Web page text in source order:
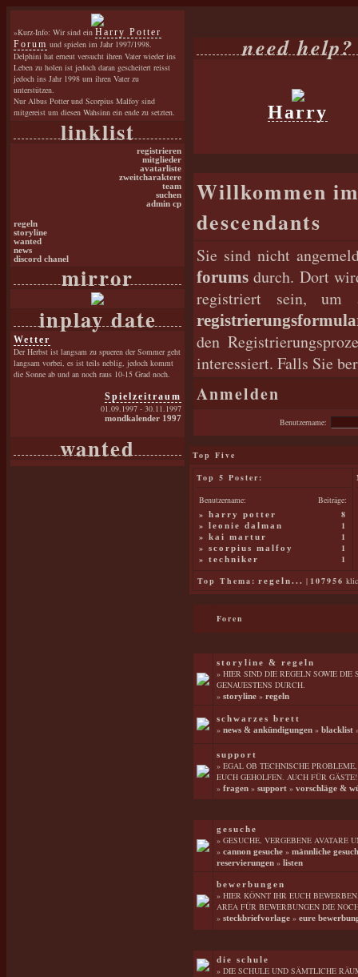
»Kurz-Info: Wir sind ein Harry Potter
Forum und spielen im Jahr 1997/1998.
Delphini hat erneut versucht ihren Vater wieder ins
Leben zu holen ist jedoch daran gescheitert reisst
jedoch ins Jahr 1998 um ihren Vater zu
unterstützen.
Nur Albus Potter und Scorpius Malfoy sind
mitgereist um diesen Wahsinn ein ende zu setzten.
linklist
registrieren
mitglieder
avatarliste
zweitcharaktere
team
suchen
admin cp
regeln
storyline
wanted
news
discord chanel
mirror
inplay date
Wetter
Der Herbst ist langsam zu spueren der Sommer geht
langsam vorbei, es ist teils neblig, jedoch kommt
die Sonne ab und an noch raus 10-15 Grad noch.
Spielzeitraum
01.09.1997 - 30.11.1997
mondkalender 1997
wanted
need help?
Harry
Willkommen
descendants
Sie sind nicht
forums durch. Dort
registriert sein, um
den
interessiert. Falls Sie
Anmelden
Benutzername:
Top Five
Top 5 Poster:
Benutzername:
Beiträge:
»
harry potter
» leonie dalman
» kai martur
» scorpius malfoy
» techniker
8
1
1
1
1
Top Thema: regeln... | 107956
Foren
storyline & regeln
» HIER SIND DIE REGELN SOWIE DIE
GENAUESTENS DURCH.
» storyline » regeln
schwarzes brett
» news & ankündigungen » blacklist
support
» EGAL OB TECHNISCHE
EUCH GEHOLFEN. AUCH FÜR GÄSTE!
» fragen » support » vorschläge &
gesuche
» GESUCHE, VERGEBENE AVATARE
» cannon gesuche » männliche
reservierungen » listen
bewerbungen
» HIER KÖNNT IHR EUCH
AREA FÜR BEWERBUNGEN DIE
» steckbriefvorlage » eure
die schule
» DIE SCHULE UND SÄMTLICHE